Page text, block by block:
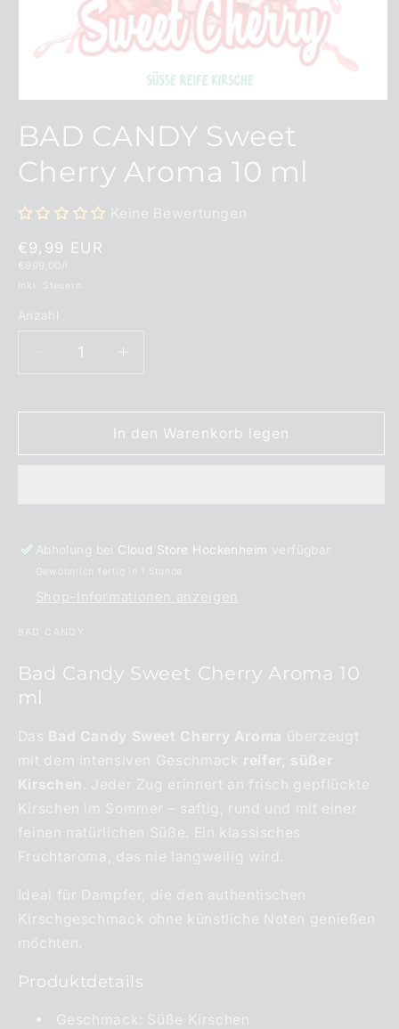
in
Modal
öffnen
BAD CANDY Sweet
Cherry Aroma 10 ml
Keine Bewertungen
Normaler
Preis
€9,99 EUR
Grundpreis
€999,00/l
Inkl. Steuern.
Anzahl
Anzahl
Verringere
CANDY
ml
Erhöhe
BAD
CANDY
ml
In den Warenkorb legen
Abholung bei Cloud Store Hockenheim verfügbar
Gewöhnlich fertig in 1 Stunde
Shop-Informationen anzeigen
BAD CANDY
Bad Candy Sweet Cherry Aroma 10
ml
Das Bad Candy Sweet Cherry Aroma überzeugt
mit dem intensiven Geschmack reifer, süßer
Kirschen . Jeder Zug erinnert an frisch gepflückte
Kirschen im Sommer – saftig, rund und mit einer
feinen natürlichen Süße. Ein klassisches
Fruchtaroma, das nie langweilig wird.
Ideal für Dampfer, die den authentischen
Kirschgeschmack ohne künstliche Noten genießen
möchten.
Produktdetails
Geschmack: Süße Kirschen